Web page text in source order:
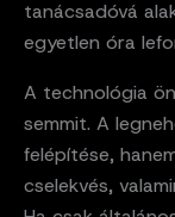
tanácsadóvá
egyetlen óra
A technológia
semmit. A
felépítése,
cselekvés,